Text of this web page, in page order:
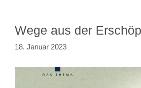
Wege aus der
18. Januar 2023